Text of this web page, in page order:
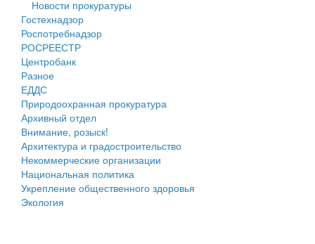
Собрание депутатов
Городское поселение
Сельские поселения
Новости прокуратуры
Гостехнадзор
Роспотребнадзор
РОСРЕЕСТР
Центробанк
Разное
ЕДДС
Природоохранная прокуратура
Архивный отдел
Внимание, розыск!
Архитектура и градостроительство
Некоммерческие организации
Национальная политика
Укрепление общественного здоровья
Экология